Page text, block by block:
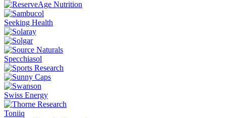
Seeking Health
Specchiasol
Swiss Energy
Toniiq